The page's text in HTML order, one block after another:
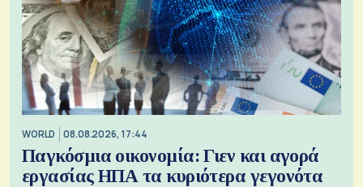
WORLD 08.08.2026, 17:44
Παγκόσμια οικονομία: Γιεν και αγορά
εργασίας ΗΠΑ τα κυριότερα γεγονότα